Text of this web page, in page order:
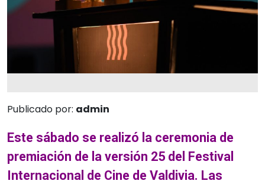
Publicado por: admin
Este sábado se realizó la ceremonia de
premiación de la versión 25 del Festival
Internacional de Cine de Valdivia. Las